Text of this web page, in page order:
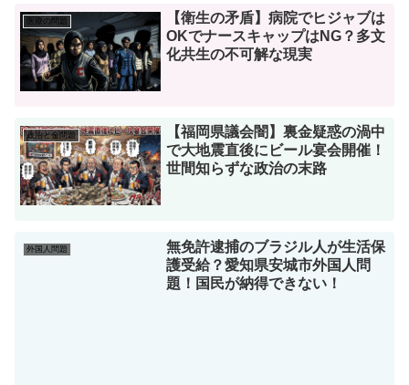
医療の問題
【衛生の矛盾】病院でヒジャブは
OKでナースキャップはNG？多文
化共生の不可解な現実
政治と金問題
【福岡県議会闇】裏金疑惑の渦中
で大地震直後にビール宴会開催！
世間知らずな政治の末路
外国人問題
無免許逮捕のブラジル人が生活保
護受給？愛知県安城市外国人問
題！国民が納得できない！